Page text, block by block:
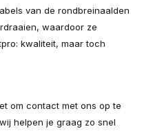
van de rondbreinaalden
waardoor ze
kwaliteit, maar toch
om contact met ons op te
helpen je graag zo snel